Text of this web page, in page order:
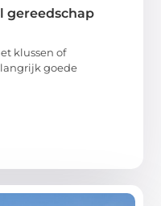
gereedschap
klussen of
goede